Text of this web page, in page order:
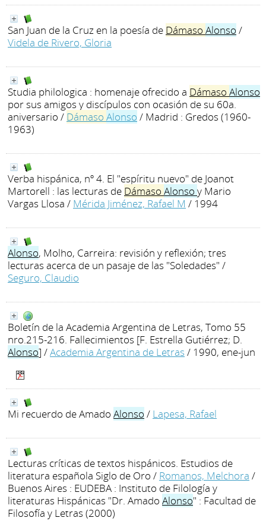
San Juan de la Cruz en la poesía de Dámaso Alonso /
Videla de Rivero, Gloria
Studia philologica : homenaje ofrecido a Dámaso Alonso
por sus amigos y discípulos con ocasión de su 60a.
aniversario / Dámaso Alonso / Madrid : Gredos (1960-
1963)
Verba hispánica, nº 4. El "espíritu nuevo" de Joanot
Martorell : las lecturas de Dámaso Alonso y Mario
Vargas Llosa / Mérida Jiménez, Rafael M / 1994
Alonso, Molho, Carreira: revisión y reflexión; tres
lecturas acerca de un pasaje de las "Soledades" /
Seguro, Claudio
Boletín de la Academia Argentina de Letras, Tomo 55
nro.215-216. Fallecimientos [F. Estrella Gutiérrez; D.
Alonso] /Academia Argentina de Letras / 1990, ene-jun
Mi recuerdo de Amado Alonso / Lapesa, Rafael
Lecturas críticas de textos hispánicos. Estudios de
literatura española Siglo de Oro / Romanos, Melchora /
Buenos Aires : EUDEBA : Instituto de Filología y
literaturas Hispánicas "Dr. Amado Alonso" : Facultad de
Filosofía y Letras (2000)